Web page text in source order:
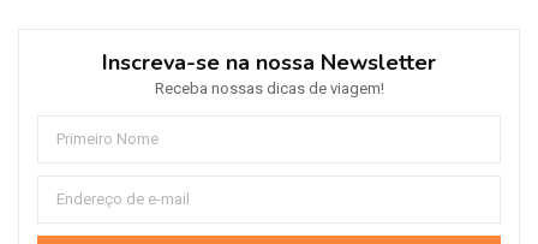
Inscreva-se na nossa Newsletter
Receba nossas dicas de viagem!